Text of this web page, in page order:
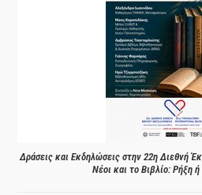
Δράσεις και Εκδηλώσεις στην 22η Διεθνή
Νέοι και το Βιβλίο: Ρήξη